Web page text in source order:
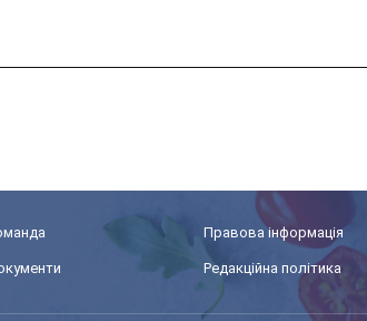
Правова інформація
Редакційна політика